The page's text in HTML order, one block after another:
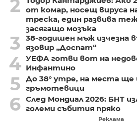
2
от комар, носещ вируса
треска, един развива
засягащо мозъка
3
38-годишен мъж изчезна
язовир „Доспат“
4 УЕФА готви вот на
Инфантино
5 До 38° утре, на места ще
гръмотевици
6 След Мондиал 2026: БНТ
големи събития пряко
Реклама